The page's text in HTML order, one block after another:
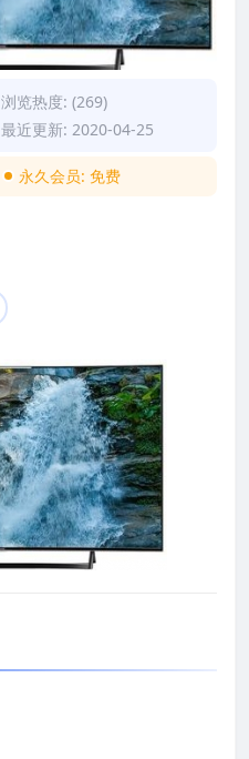
浏览热度: (269)
最近更新: 2020-04-25
永久会员: 免费